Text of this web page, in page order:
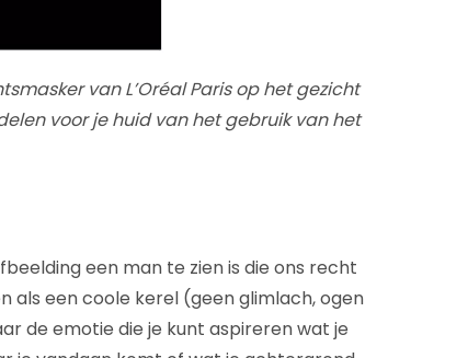
van L’Oréal Paris op het gezicht
voor je huid van het gebruik van het
een man te zien is die ons recht
als een coole kerel (geen glimlach, ogen
de emotie die je kunt aspireren wat je